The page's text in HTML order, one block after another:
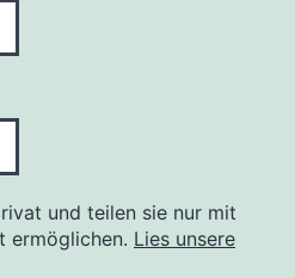
und teilen sie nur mit
ermöglichen. Lies unsere